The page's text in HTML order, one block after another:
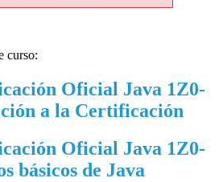
curso:
Oficial Java 1Z0-
a la Certificación
Oficial Java 1Z0-
básicos de Java